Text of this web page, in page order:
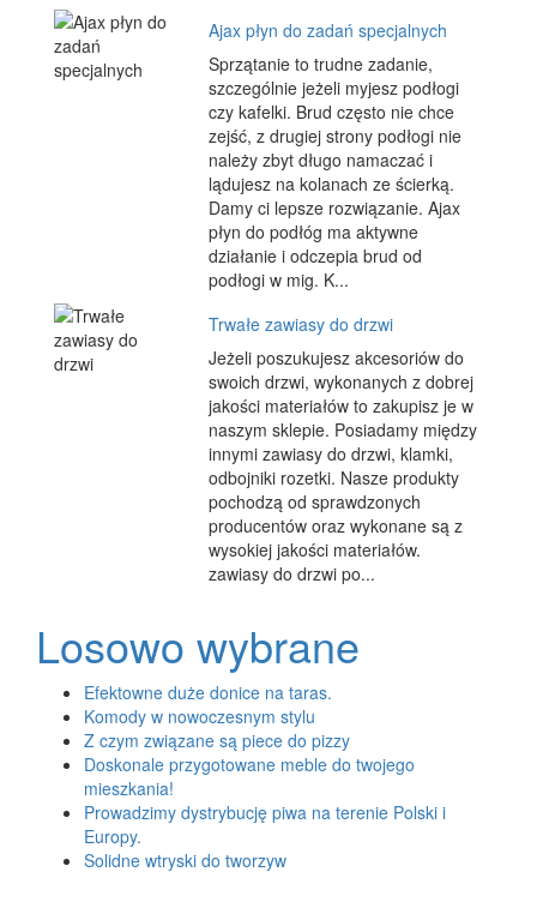
Ajax płyn do zadań specjalnych
Sprzątanie to trudne zadanie,
szczególnie jeżeli myjesz podłogi
czy kafelki. Brud często nie chce
zejść, z drugiej strony podłogi nie
należy zbyt długo namaczać i
lądujesz na kolanach ze ścierką.
Damy ci lepsze rozwiązanie. Ajax
płyn do podłóg ma aktywne
działanie i odczepia brud od
podłogi w mig. K...
Trwałe zawiasy do drzwi
Jeżeli poszukujesz akcesoriów do
swoich drzwi, wykonanych z dobrej
jakości materiałów to zakupisz je w
naszym sklepie. Posiadamy między
innymi zawiasy do drzwi, klamki,
odbojniki rozetki. Nasze produkty
pochodzą od sprawdzonych
producentów oraz wykonane są z
wysokiej jakości materiałów.
zawiasy do drzwi po...
Losowo wybrane
Efektowne duże donice na taras.
Komody w nowoczesnym stylu
Z czym związane są piece do pizzy
Doskonale przygotowane meble do twojego
mieszkania!
Prowadzimy dystrybucję piwa na terenie Polski i
Europy.
Solidne wtryski do tworzyw